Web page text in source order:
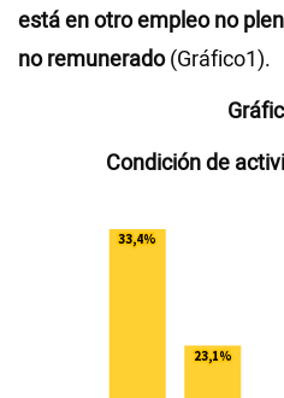
está en otro empleo no
no remunerado(Gráfico1).
Condición de